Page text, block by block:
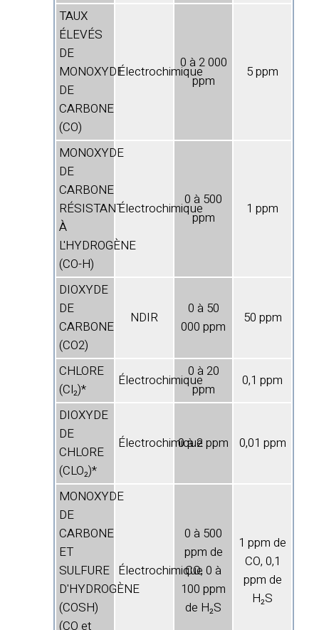
TAUX
ÉLEVÉS
DE
MONOXYDE
DE
CARBONE
(CO)
Électrochimique
0 à 2 000
ppm
5 ppm
MONOXYDE
DE
CARBONE
RÉSISTANT
À
L'HYDROGÈNE
(CO-H)
Électrochimique
0 à 500
ppm
1 ppm
DIOXYDE
DE
CARBONE
(CO2)
NDIR
0 à 50
000 ppm
50 ppm
CHLORE
(Cl₂)*
Électrochimique
0 à 20
ppm
0,1 ppm
DIOXYDE
DE
CHLORE
(CLO₂)*
Électrochimique0 à 2 ppm 0,01 ppm
MONOXYDE
DE
CARBONE
ET
SULFURE
D'HYDROGÈNE
(COSH)
(CO et
Électrochimique
0 à 500
ppm de
CO, 0 à
100 ppm
de H₂S
1 ppm de
CO, 0,1
ppm de
H₂S